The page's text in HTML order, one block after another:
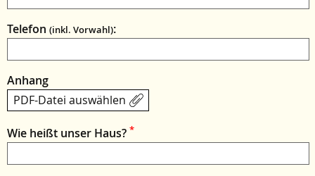
Telefon (inkl. Vorwahl):
Anhang
PDF-Datei auswählen
Wie heißt unser Haus? *